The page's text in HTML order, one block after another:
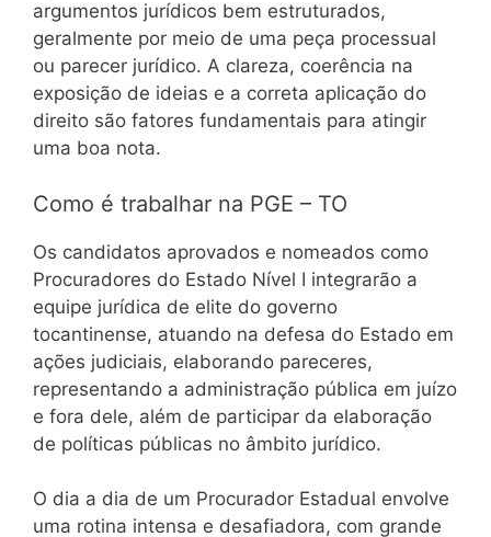
argumentos jurídicos bem estruturados,
geralmente por meio de uma peça processual
ou parecer jurídico. A clareza, coerência na
exposição de ideias e a correta aplicação do
direito são fatores fundamentais para atingir
uma boa nota.
Como é trabalhar na PGE – TO
Os candidatos aprovados e nomeados como
Procuradores do Estado Nível I integrarão a
equipe jurídica de elite do governo
tocantinense, atuando na defesa do Estado em
ações judiciais, elaborando pareceres,
representando a administração pública em juízo
e fora dele, além de participar da elaboração
de políticas públicas no âmbito jurídico.
O dia a dia de um Procurador Estadual envolve
uma rotina intensa e desafiadora, com grande